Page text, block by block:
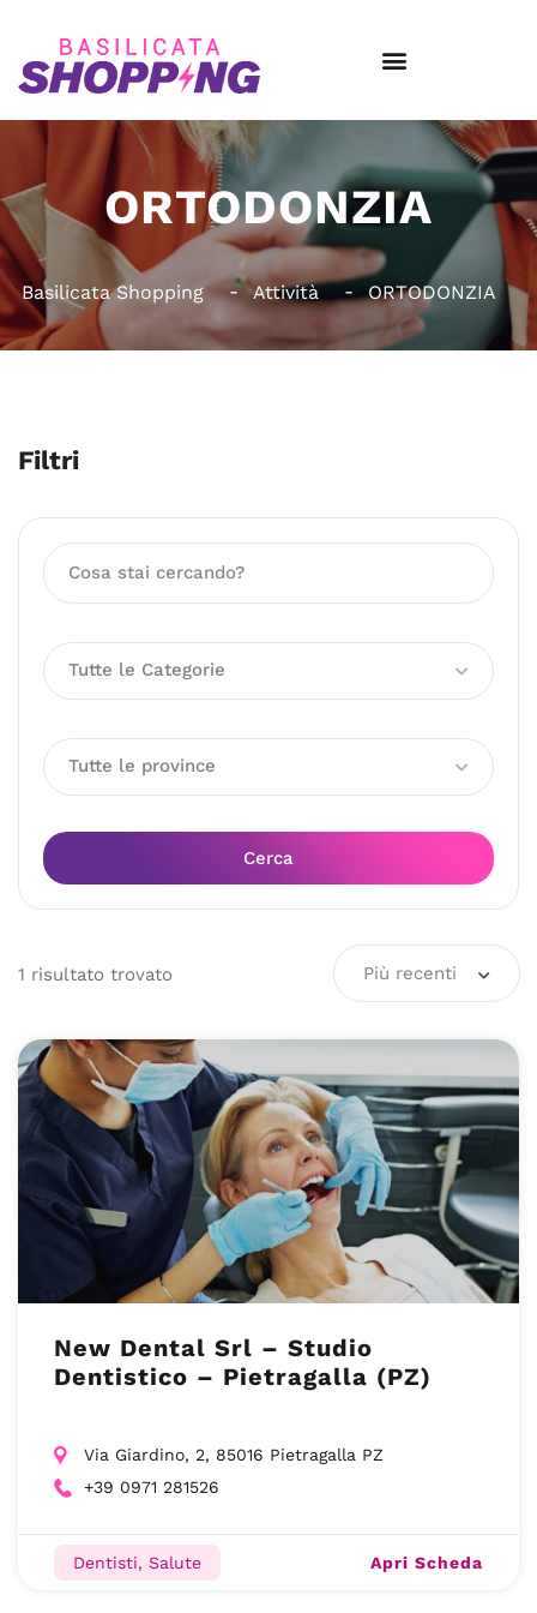
ORTODONZIA
Basilicata Shopping Attività ORTODONZIA
Filtri
Tutte le Categorie
Tutte le province
Cerca
1 risultato trovato Più recenti
New Dental Srl – Studio
Dentistico – Pietragalla (PZ)
Via Giardino, 2, 85016 Pietragalla PZ
+39 0971 281526
Dentisti, Salute Apri Scheda